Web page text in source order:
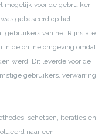
mogelijk voor de gebruiker
gebaseerd op het
gebruikers van het Rijnstate
de online omgeving omdat
werd. Dit leverde voor de
gebruikers, verwarring
schetsen, iteraties en
naar een